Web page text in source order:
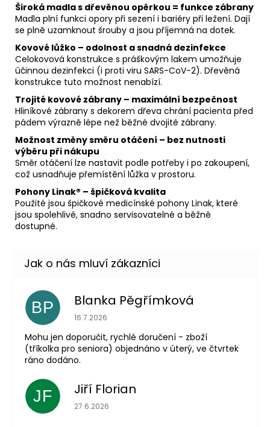
Široká madla s dřevěnou opěrkou = funkce zábrany
Madla plní funkci opory při sezení i bariéry při ležení. Dají
se plně uzamknout šrouby a jsou příjemná na dotek.
Kovové lůžko – odolnost a snadná dezinfekce
Celokovová konstrukce s práškovým lakem umožňuje
účinnou dezinfekci (i proti viru SARS-CoV-2). Dřevěná
konstrukce tuto možnost nenabízí.
Trojité kovové zábrany – maximální bezpečnost
Hliníkové zábrany s dekorem dřeva chrání pacienta před
pádem výrazně lépe než běžné dvojité zábrany.
Možnost změny směru otáčení – bez nutnosti
výběru při nákupu
Směr otáčení lze nastavit podle potřeby i po zakoupení,
což usnadňuje přemístění lůžka v prostoru.
Pohony Linak® – špičková kvalita
Použité jsou špičkové medicínské pohony Linak, které
jsou spolehlivé, snadno servisovatelné a běžně
dostupné.
BP Blanka Pěgřímková
Hodnocení obchodu je 5 z 5 hvězdiček.
16.7.2026
Mohu jen doporučit, rychlé doručení - zboží
(tříkolka pro seniora) objednáno v úterý, ve čtvrtek
ráno dodáno.
JF Jiří Florian
Hodnocení obchodu je 5 z 5 hvězdiček.
27.6.2026